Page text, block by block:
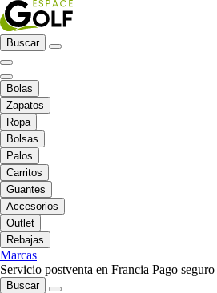
Buscar
Bolas
Zapatos
Ropa
Bolsas
Palos
Carritos
Guantes
Accesorios
Outlet
Rebajas
Marcas
Servicio postventa en Francia Pago seguro
Buscar